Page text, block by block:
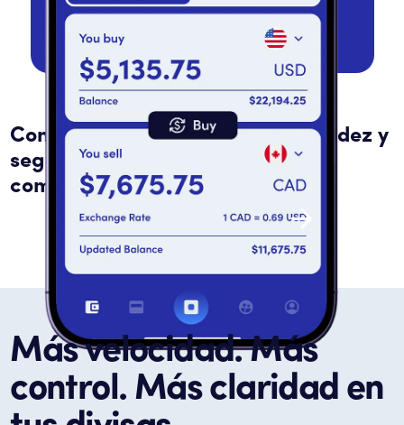
3. Mueve dinero
Convierte y envía dinero con rapidez y
seguridad, a un tipo de cambio
competitivo.
Crea tu cuenta y envía dinero
Más velocidad. Más
control. Más claridad en